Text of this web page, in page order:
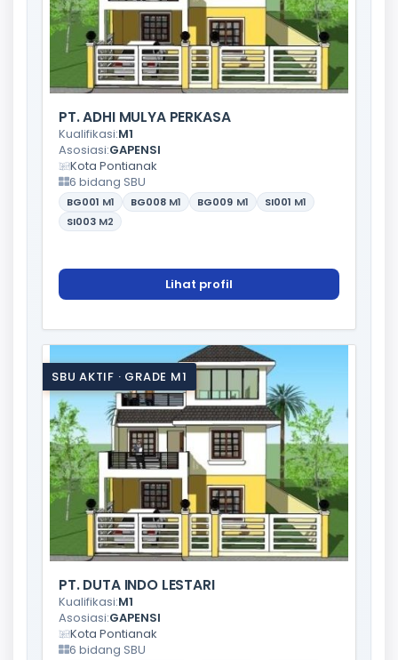
PT. ADHI MULYA PERKASA
Kualifikasi:M1
Asosiasi:GAPENSI
Kota Pontianak
6 bidang SBU
BG001 M1 BG008 M1 BG009 M1 SI001 M1
SI003 M2
Lihat profil
SBU AKTIF · GRADE M1
PT. DUTA INDO LESTARI
Kualifikasi:M1
Asosiasi:GAPENSI
Kota Pontianak
6 bidang SBU